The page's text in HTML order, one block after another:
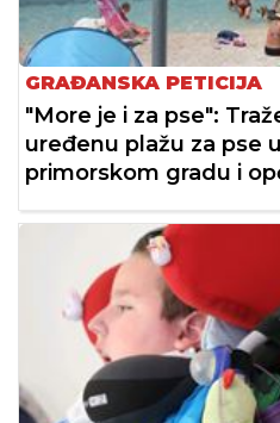
GRAĐANSKA PETICIJA
"More je i za pse":
uređenu plažu za pse
primorskom gradu i